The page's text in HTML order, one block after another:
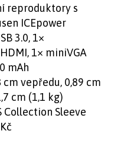
reproduktory s
ICEpower
3.0, 1×
1× miniVGA
mAh
vepředu, 0,89 cm
cm (1,1 kg)
Collection Sleeve